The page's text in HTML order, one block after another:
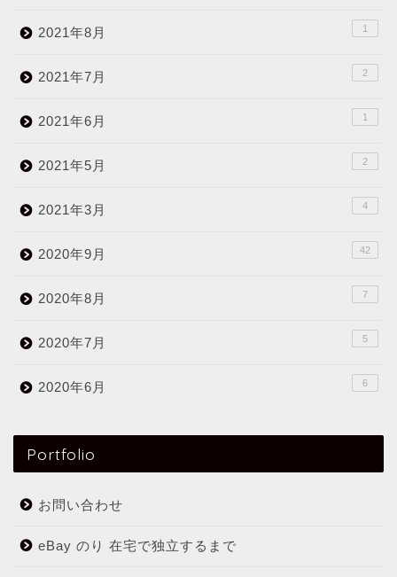
2021年8月 1
2021年7月 2
2021年6月 1
2021年5月 2
2021年3月 4
2020年9月 42
2020年8月 7
2020年7月 5
2020年6月 6
Portfolio
お問い合わせ
eBay のり 在宅で独立するまで